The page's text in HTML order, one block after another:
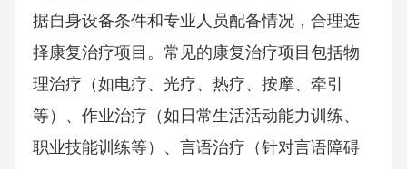
据自身设备条件和专业人员配备情况，合理选
择康复治疗项目。常见的康复治疗项目包括物
理治疗（如电疗、光疗、热疗、按摩、牵引
等）、作业治疗（如日常生活活动能力训练、
职业技能训练等）、言语治疗（针对言语障碍